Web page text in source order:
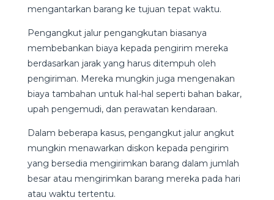
mengantarkan barang ke tujuan tepat waktu.
Pengangkut jalur pengangkutan biasanya
membebankan biaya kepada pengirim mereka
berdasarkan jarak yang harus ditempuh oleh
pengiriman. Mereka mungkin juga mengenakan
biaya tambahan untuk hal-hal seperti bahan bakar,
upah pengemudi, dan perawatan kendaraan.
Dalam beberapa kasus, pengangkut jalur angkut
mungkin menawarkan diskon kepada pengirim
yang bersedia mengirimkan barang dalam jumlah
besar atau mengirimkan barang mereka pada hari
atau waktu tertentu.